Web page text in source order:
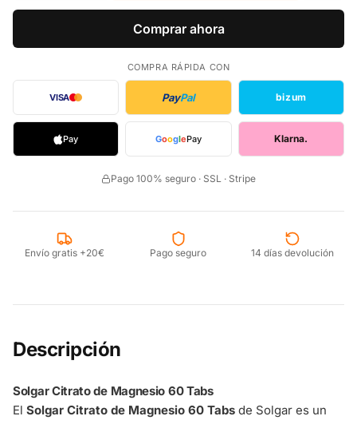
Comprar ahora
COMPRA RÁPIDA CON
VISA PayPal bizum
Pay GooglePay Klarna.
Pago 100% seguro · SSL · Stripe
Envío gratis +20€ Pago seguro 14 días devolución
Descripción
Solgar Citrato de Magnesio 60 Tabs
El Solgar Citrato de Magnesio 60 Tabs de Solgar es un